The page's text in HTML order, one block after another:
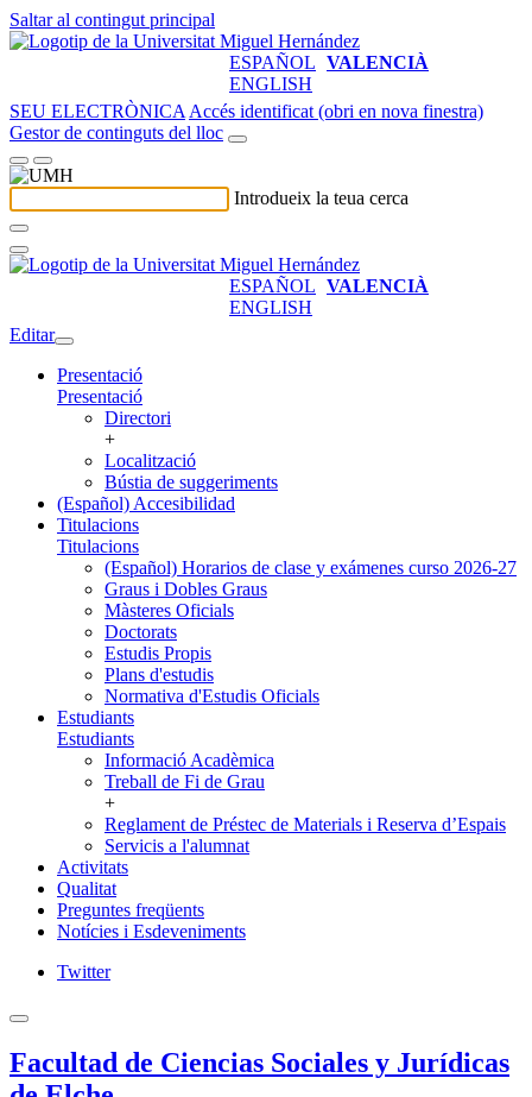
Saltar al contingut principal
ESPAÑOL VALENCIÀ
ENGLISH
SEU ELECTRÒNICA Accés identificat (obri en nova finestra)
Gestor de continguts del lloc
Introdueix la teua cerca
ESPAÑOL VALENCIÀ
ENGLISH
Editar
Presentació
Presentació
Directori
+
Localització
Bústia de suggeriments
(Español) Accesibilidad
Titulacions
Titulacions
(Español) Horarios de clase y exámenes curso 2026-27
Graus i Dobles Graus
Màsteres Oficials
Doctorats
Estudis Propis
Plans d'estudis
Normativa d'Estudis Oficials
Estudiants
Estudiants
Informació Acadèmica
Treball de Fi de Grau
+
Reglament de Préstec de Materials i Reserva d’Espais
Servicis a l'alumnat
Activitats
Qualitat
Preguntes freqüents
Notícies i Esdeveniments
Twitter
Facultad de Ciencias Sociales y Jurídicas